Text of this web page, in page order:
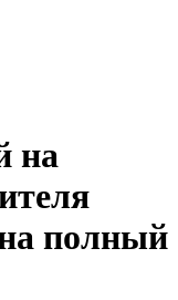
на
полный